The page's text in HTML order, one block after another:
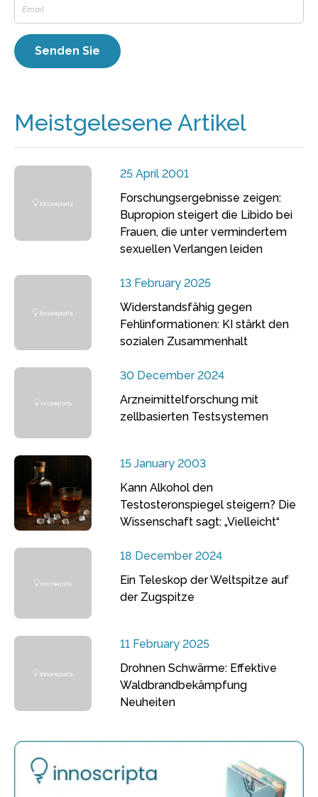
Meistgelesene Artikel
25 April 2001
Forschungsergebnisse zeigen:
Bupropion steigert die Libido bei
Frauen, die unter vermindertem
sexuellen Verlangen leiden
13 February 2025
Widerstandsfähig gegen
Fehlinformationen: KI stärkt den
sozialen Zusammenhalt
30 December 2024
Arzneimittelforschung mit
zellbasierten Testsystemen
15 January 2003
Kann Alkohol den
Testosteronspiegel steigern? Die
Wissenschaft sagt: „Vielleicht“
18 December 2024
Ein Teleskop der Weltspitze auf
der Zugspitze
11 February 2025
Drohnen Schwärme: Effektive
Waldbrandbekämpfung
Neuheiten